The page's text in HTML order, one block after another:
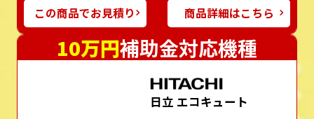
この商品でお見積り 商品詳細はこちら
10万円補助金対応機種
日立 エコキュート